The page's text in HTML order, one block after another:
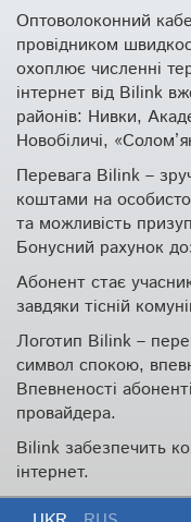
Оптоволоконний
провідником
охоплює численні
інтернет від Bilink
районів: Нивки,
Новобіличі,
Перевага Bilink –
коштами на
та можливість
Бонусний рахунок
Абонент стає
завдяки тісній
Логотип Bilink –
символ спокою,
Впевненості
провайдера.
Bilink забезпечить
інтернет.